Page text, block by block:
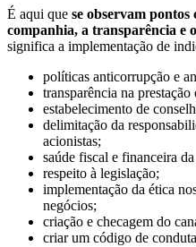
É aqui que se observam
companhia, a transparência e
significa a implementação de
políticas anticorrupção e
transparência na prestação
estabelecimento de
delimitação da
acionistas;
saúde fiscal e financeira
respeito à legislação;
implementação da ética
negócios;
criação e checagem do
criar um código de